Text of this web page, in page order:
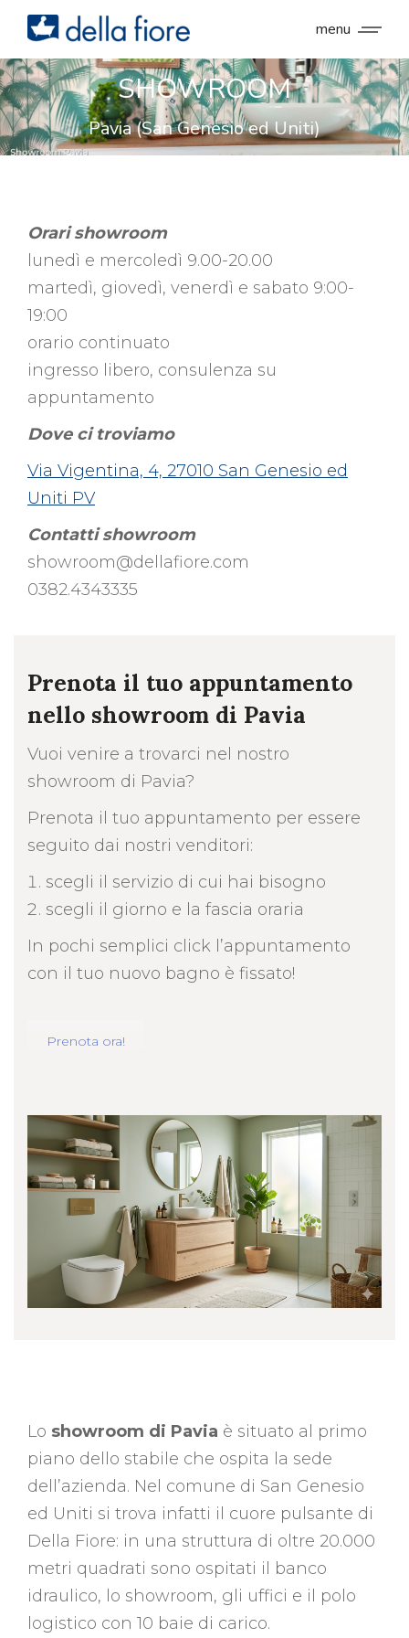
menu
SHOWROOM
Pavia (San Genesio ed Uniti)
Orari showroom
lunedì e mercoledì 9.00-20.00
martedì, giovedì, venerdì e sabato 9:00-
19:00
orario continuato
ingresso libero, consulenza su
appuntamento
Dove ci troviamo
Via Vigentina, 4, 27010 San Genesio ed
Uniti PV
Contatti showroom
showroom@dellafiore.com
0382.4343335
Prenota il tuo appuntamento
nello showroom di Pavia
Vuoi venire a trovarci nel nostro
showroom di Pavia?
Prenota il tuo appuntamento per essere
seguito dai nostri venditori:
scegli il servizio di cui hai bisogno
scegli il giorno e la fascia oraria
In pochi semplici click l’appuntamento
con il tuo nuovo bagno è fissato!
Prenota ora!
Lo showroom di Pavia è situato al primo
piano dello stabile che ospita la sede
dell’azienda. Nel comune di San Genesio
ed Uniti si trova infatti il cuore pulsante di
Della Fiore: in una struttura di oltre 20.000
metri quadrati sono ospitati il banco
idraulico, lo showroom, gli uffici e il polo
logistico con 10 baie di carico.